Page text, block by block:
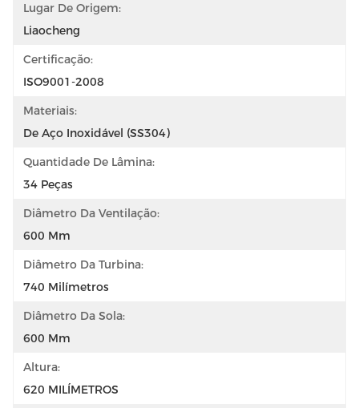
Lugar De Origem:
Liaocheng
Certificação:
ISO9001-2008
Materiais:
De Aço Inoxidável (SS304)
Quantidade De Lâmina:
34 Peças
Diâmetro Da Ventilação:
600 Mm
Diâmetro Da Turbina:
740 Milímetros
Diâmetro Da Sola:
600 Mm
Altura:
620 MILÍMETROS